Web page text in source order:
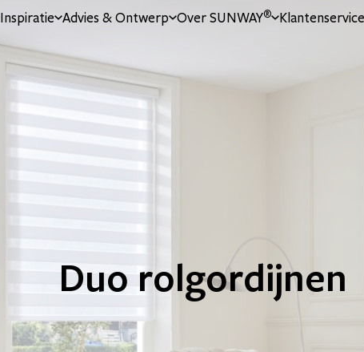
Inspiratie Advies & Ontwerp Over SUNWAY® Klantenservice
Duo rolgordijnen